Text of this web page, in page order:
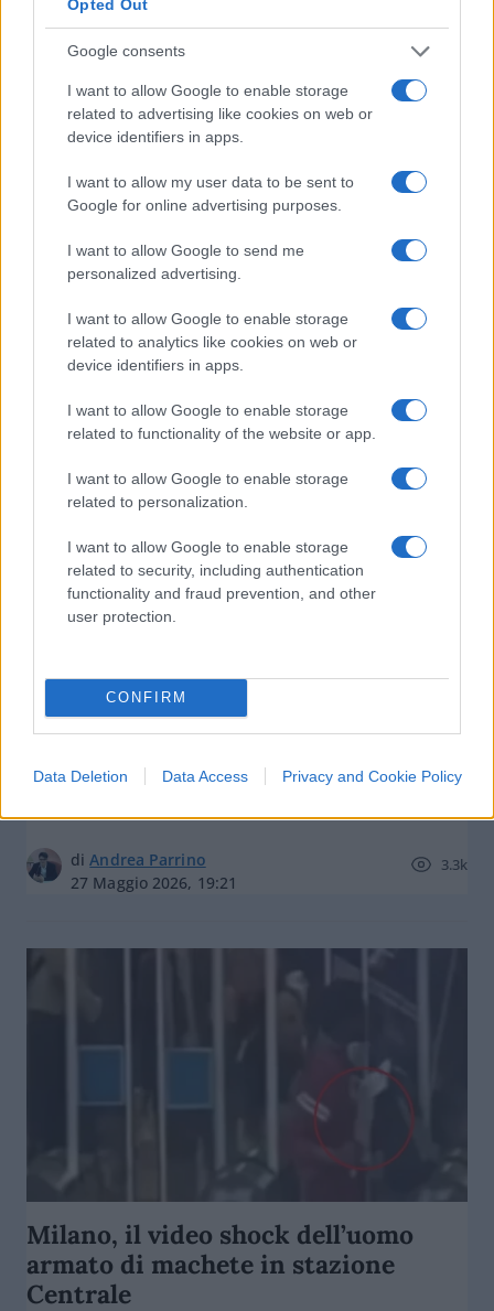
Opted Out
Google consents
I want to allow Google to enable storage
related to advertising like cookies on web or
device identifiers in apps.
I want to allow my user data to be sent to
Google for online advertising purposes.
I want to allow Google to send me
personalized advertising.
I want to allow Google to enable storage
related to analytics like cookies on web or
device identifiers in apps.
I want to allow Google to enable storage
related to functionality of the website or app.
I want to allow Google to enable storage
related to personalization.
I want to allow Google to enable storage
related to security, including authentication
functionality and fraud prevention, and other
user protection.
CONFIRM
Data Deletion Data Access Privacy and Cookie Policy
Sicurezza a Milano, nuovo incontro
con Piantedosi. Ma Sala ci arriva
diRedazione Milano
Milano, Albiani (Pd): “Divisioni su
Tel Aviv e taser? Ma questa non è
diAndrea Parrino
27 Maggio 2026, 19:21
3.3k
Milano, il video shock dell’uomo
armato di machete in stazione
Centrale